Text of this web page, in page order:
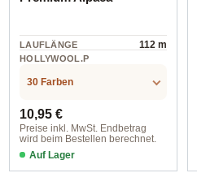
LAUFLÄNGE 112 m
HOLLYWOOL.P
.LABEL.MATERI
30 Farben
Regulärer Preis:
10,95 €
Preise inkl. MwSt. Endbetrag
wird beim Bestellen berechnet.
Auf Lager